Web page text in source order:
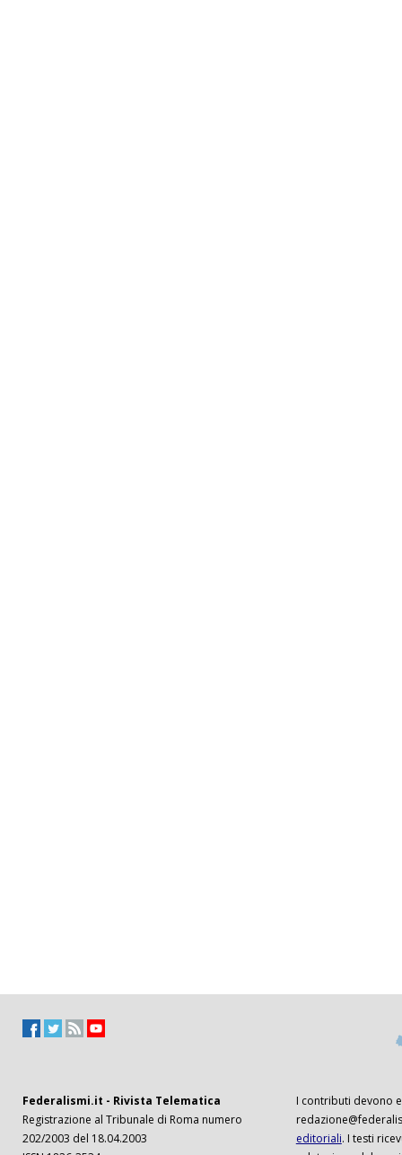
Federalismi.it - Rivista Telematica
Registrazione al Tribunale di Roma numero
202/2003 del 18.04.2003
I contributi devono
editoriali. I testi